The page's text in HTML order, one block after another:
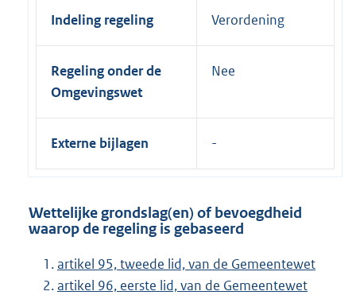
Indeling regeling Verordening
Regeling onder de
Omgevingswet
Nee
Externe bijlagen
Wettelijke grondslag(en) of bevoegdheid
waarop de regeling is gebaseerd
artikel 95, tweede lid, van de Gemeentewet
artikel 96, eerste lid, van de Gemeentewet